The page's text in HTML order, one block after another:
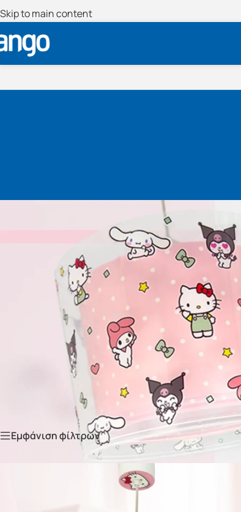
Skip to main content
Η παρέα της Hello Kitty,
Παιδικά φωτιστικά/Hello Kitty &
Εμφάνιση φίλτρων